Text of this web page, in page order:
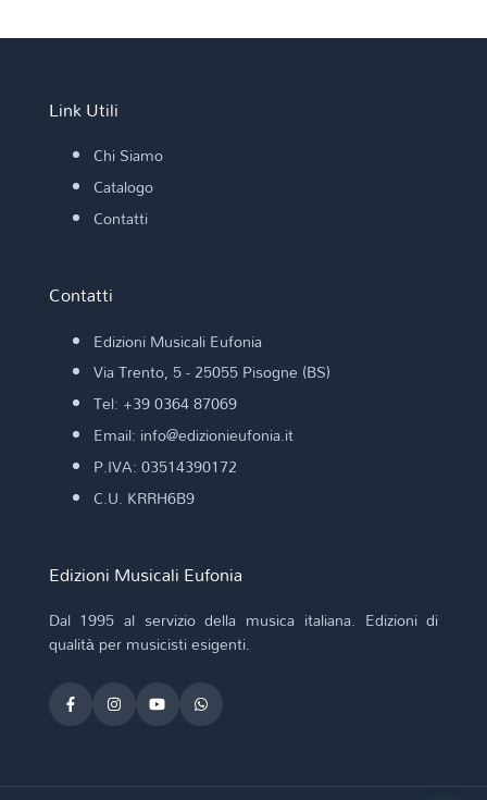
Link Utili
Chi Siamo
Catalogo
Contatti
Contatti
Edizioni Musicali Eufonia
Via Trento, 5 - 25055 Pisogne (BS)
Tel: +39 0364 87069
Email: info@edizionieufonia.it
P.IVA: 03514390172
C.U. KRRH6B9
Edizioni Musicali Eufonia
Dal 1995 al servizio della musica italiana. Edizioni di
qualità per musicisti esigenti.